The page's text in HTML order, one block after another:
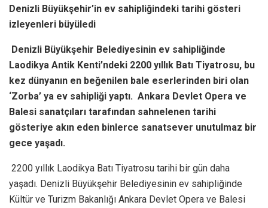
Denizli Büyükşehir’in ev sahipliğindeki tarihi gösteri
izleyenleri büyüledi
Denizli Büyükşehir Belediyesinin ev sahipliğinde
Laodikya Antik Kenti’ndeki 2200 yıllık Batı Tiyatrosu, bu
kez dünyanın en beğenilen bale eserlerinden biri olan
‘Zorba’ ya ev sahipliği yaptı. Ankara Devlet Opera ve
Balesi sanatçıları tarafından sahnelenen tarihi
gösteriye akın eden binlerce sanatsever unutulmaz bir
gece yaşadı.
2200 yıllık Laodikya Batı Tiyatrosu tarihi bir gün daha
yaşadı. Denizli Büyükşehir Belediyesinin ev sahipliğinde
Kültür ve Turizm Bakanlığı Ankara Devlet Opera ve Balesi